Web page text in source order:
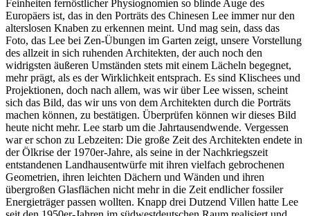
Feinheiten fernöstlicher Physiognomien so blinde Auge des
Europäers ist, das in den Porträts des Chinesen Lee immer nur den
alterslosen Knaben zu erkennen meint. Und mag sein, dass das
Foto, das Lee bei Zen-Übungen im Garten zeigt, unsere Vorstellung
des allzeit in sich ruhenden Architekten, der auch noch den
widrigsten äußeren Umständen stets mit einem Lächeln begegnet,
mehr prägt, als es der Wirklichkeit entsprach. Es sind Klischees und
Projektionen, doch nach allem, was wir über Lee wissen, scheint
sich das Bild, das wir uns von dem Architekten durch die Porträts
machen können, zu bestätigen. Überprüfen können wir dieses Bild
heute nicht mehr. Lee starb um die Jahrtausendwende. Vergessen
war er schon zu Lebzeiten: Die große Zeit des Architekten endete in
der Ölkrise der 1970er-Jahre, als seine in der Nachkriegszeit
entstandenen Landhausentwürfe mit ihren vielfach gebrochenen
Geometrien, ihren leichten Dächern und Wänden und ihren
übergroßen Glasflächen nicht mehr in die Zeit endlicher fossiler
Energieträger passen wollten. Knapp drei Dutzend Villen hatte Lee